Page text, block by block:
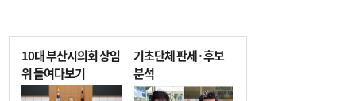
10대 부산시의회 상임
위 들여다보기
기초단체 판세·후보
분석